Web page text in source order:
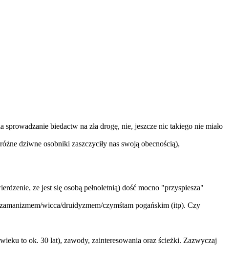
biedactw na zła drogę, nie, jeszcze nic takiego nie miało
dziwne osobniki zaszczyciły nas swoją obecnością),
ze jest się osobą pełnoletnią) dość mocno "przyspiesza"
wicca/druidyzmem/czymśtam pogańskim (itp). Czy
to ok. 30 lat), zawody, zainteresowania oraz ścieżki. Zazwyczaj